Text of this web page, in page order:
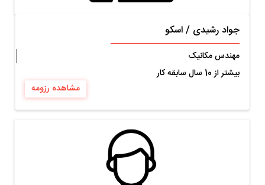
جواد رشیدی /اسکو
مهندس مکانیک
بیشتر از 10 سال سابقه کار
مشاهده رزومه